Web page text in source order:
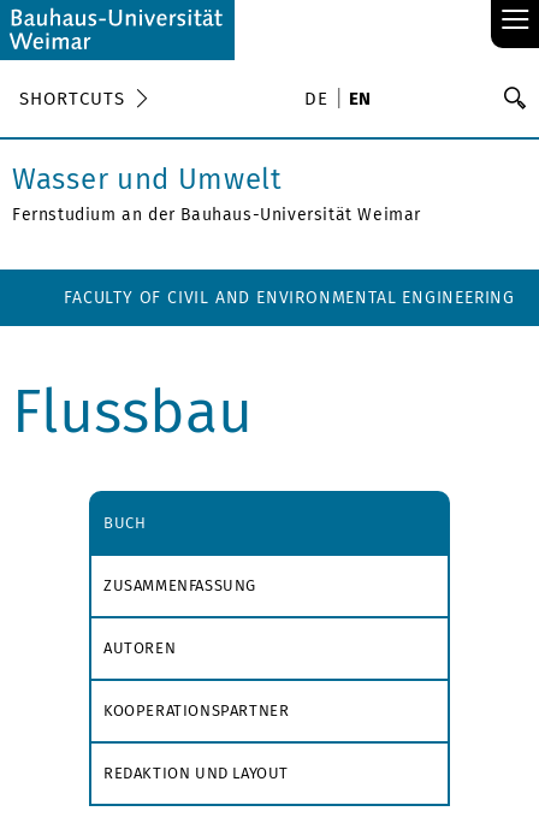
≡
SHORTCUTS DE EN
Wasser und Umwelt
Fernstudium an der Bauhaus-Universität Weimar
FACULTY OF CIVIL AND ENVIRONMENTAL ENGINEERING
Flussbau
BUCH
ZUSAMMENFASSUNG
AUTOREN
KOOPERATIONSPARTNER
REDAKTION UND LAYOUT